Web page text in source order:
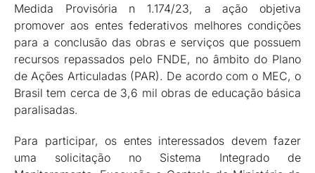
Medida Provisória n 1.174/23, a ação objetiva
promover aos entes federativos melhores condições
para a conclusão das obras e serviços que possuem
recursos repassados pelo FNDE, no âmbito do Plano
de Ações Articuladas (PAR). De acordo com o MEC, o
Brasil tem cerca de 3,6 mil obras de educação básica
paralisadas.
Para participar, os entes interessados devem fazer
uma solicitação no Sistema Integrado de